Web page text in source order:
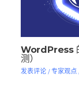
WordPress
测）
发表评论 /专家观点